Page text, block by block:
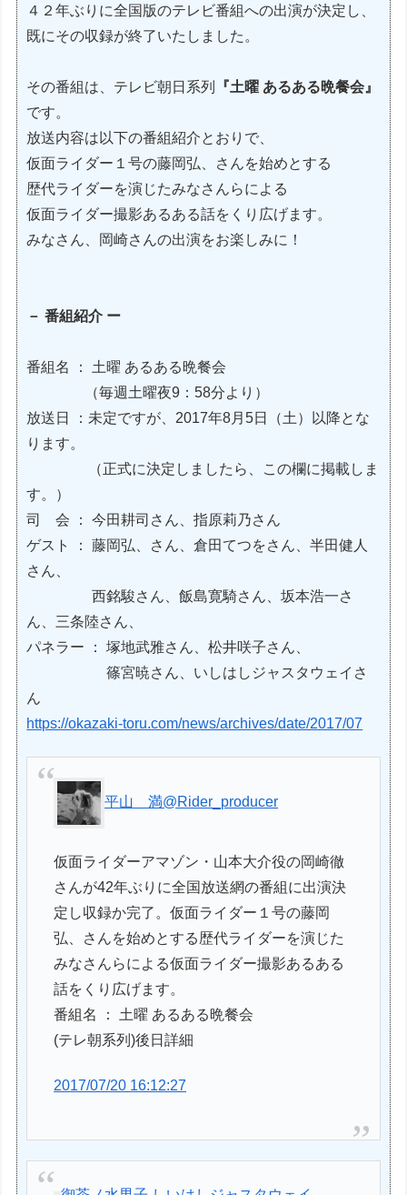
４２年ぶりに全国版のテレビ番組への出演が決定し、
既にその収録が終了いたしました。
その番組は、テレビ朝日系列
『土曜 あるある晩餐会』
です。
放送内容は以下の番組紹介とおりで、
仮面ライダー１号の藤岡弘、さんを始めとする
歴代ライダーを演じたみなさんらによる
仮面ライダー撮影あるある話をくり広げます。
みなさん、岡崎さんの出演をお楽しみに！
－ 番組紹介 ー
番組名 ： 土曜 あるある晩餐会
（毎週土曜夜9：58分より）
放送日 ：未定ですが、2017年8月5日（土）以降とな
ります。
（正式に決定しましたら、この欄に掲載しま
す。）
司 会 ： 今田耕司さん、指原莉乃さん
ゲスト ： 藤岡弘、さん、倉田てつをさん、半田健人
さん、
西銘駿さん、飯島寛騎さん、坂本浩一さ
ん、三条陸さん、
パネラー ： 塚地武雅さん、松井咲子さん、
篠宮暁さん、いしはしジャスタウェイさ
ん
https://okazaki-toru.com/news/archives/date/2017/07
平山 満@Rider_producer
仮面ライダーアマゾン・山本大介役の岡崎徹
さんが42年ぶりに全国放送網の番組に出演決
定し収録か完了。仮面ライダー１号の藤岡
弘、さんを始めとする歴代ライダーを演じた
みなさんらによる仮面ライダー撮影あるある
話をくり広げます。
番組名 ： 土曜 あるある晩餐会
(テレ朝系列)後日詳細
2017/07/20 16:12:27